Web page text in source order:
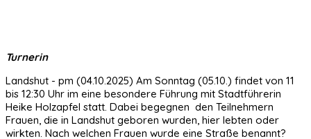
Turnerin
Landshut - pm (04.10.2025) Am Sonntag (05.10.) findet von 11
bis 12:30 Uhr im eine besondere Führung mit Stadtführerin
Heike Holzapfel statt. Dabei begegnen den Teilnehmern
Frauen, die in Landshut geboren wurden, hier lebten oder
wirkten. Nach welchen Frauen wurde eine Straße benannt?